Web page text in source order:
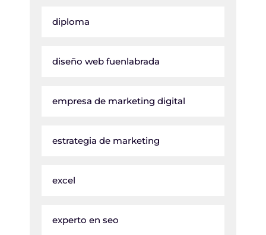
diploma
diseño web fuenlabrada
empresa de marketing digital
estrategia de marketing
excel
experto en seo